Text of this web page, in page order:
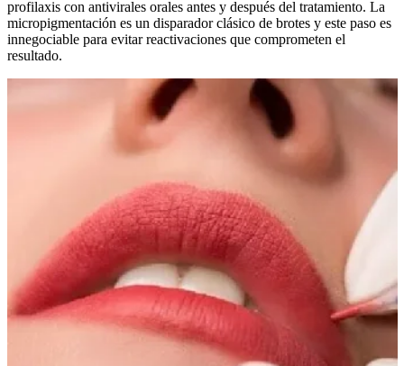
profilaxis con antivirales orales antes y después del tratamiento. La
micropigmentación es un disparador clásico de brotes y este paso es
innegociable para evitar reactivaciones que comprometen el
resultado.